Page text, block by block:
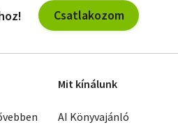
Csatlakozom
Mit kínálunk
AI Könyvajánló